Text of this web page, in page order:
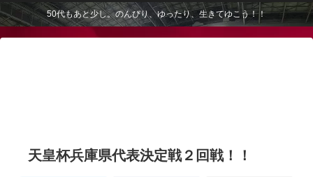
50代もあと少し。のんびり、ゆったり、生きてゆこう！！
天皇杯兵庫県代表決定戦２回戦！！